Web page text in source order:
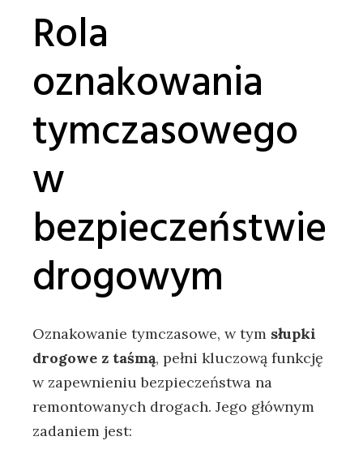
Rola
oznakowania
tymczasowego
w
bezpieczeństwie
drogowym
Oznakowanie tymczasowe, w tym słupki
drogowe z taśmą, pełni kluczową funkcję
w zapewnieniu bezpieczeństwa na
remontowanych drogach. Jego głównym
zadaniem jest: